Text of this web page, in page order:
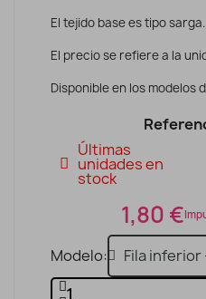
El tejido base es tipo sarga.
El precio se refiere a la
Disponible en los modelos
Últimas
unidades en
stock
1,80 €
Modelo